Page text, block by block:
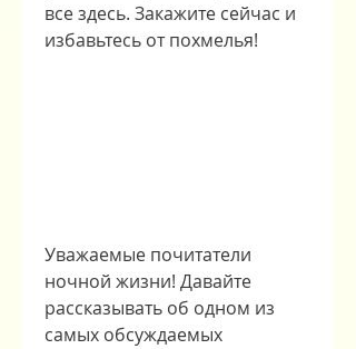
все здесь. Закажите сейчас и
избавьтесь от похмелья!
Уважаемые почитатели
ночной жизни! Давайте
рассказывать об одном из
самых обсуждаемых